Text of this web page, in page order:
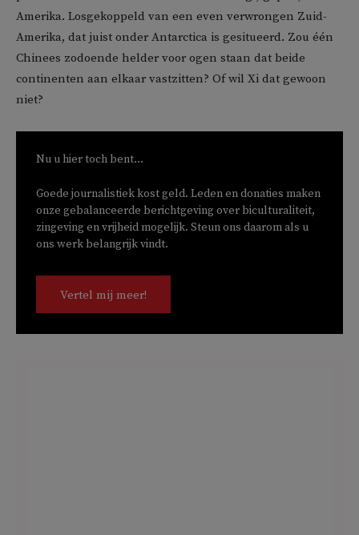
Amerika. Losgekoppeld van een even verwrongen Zuid-
Amerika, dat juist onder Antarctica is gesitueerd. Zou één
Chinees zodoende helder voor ogen staan dat beide
continenten aan elkaar vastzitten? Of wil Xi dat gewoon
niet?
Nu u hier toch bent...
Goede journalistiek kost geld. Leden en donaties maken
onze gebalanceerde berichtgeving over biculturaliteit,
zingeving en vrijheid mogelijk. Steun ons daarom als u
ons werk belangrijk vindt.
Vertel mij meer!